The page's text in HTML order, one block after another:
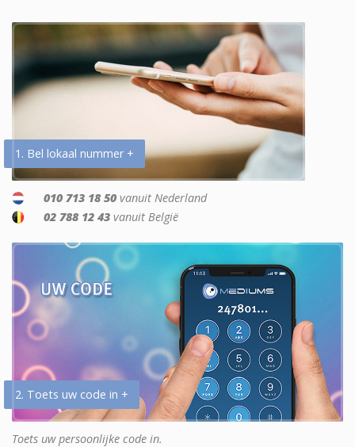
1. Bel lokaal nummer +
010 713 18 50 vanuit Nederland
02 788 12 43 vanuit België
2. Toets uw code in +
Toets uw persoonlijke code in.